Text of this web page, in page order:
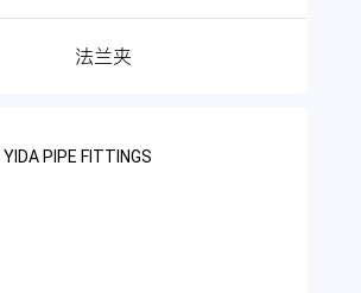
法兰夹
YIDA PIPE FITTINGS